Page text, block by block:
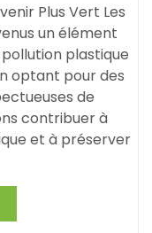
Plus Vert Les
un élément
plastique
optant pour des
de
contribuer à
et à préserver
Emballages